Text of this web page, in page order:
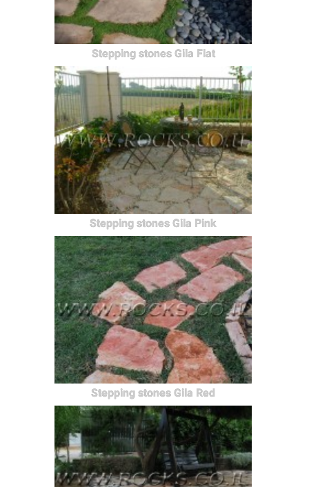
Stepping stones Gila Flat
Stepping stones Gila Pink
Stepping stones Gila Red